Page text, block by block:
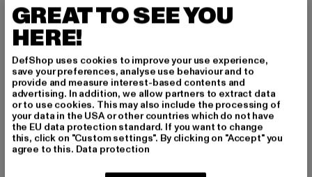
ROCAWEAR
Main
24,89 EUR
Derzeitiger Preis: 24,89 EUR
29,99 EURAktionspreis: 29,99 EUR
ROCAWEAR
Main
23,99 EUR
Derzeitiger Preis: 23,99 EUR
29,99 EURAktionspreis:
GREAT TO SEE YOU
HERE!
DefShop uses cookies to improve your use experience,
save your preferences, analyse use behaviour and to
provide and measure interest-based contents and
advertising. In addition, we allow partners to extract data
or to use cookies. This may also include the processing of
your data in the USA or other countries which do not have
the EU data protection standard. If you want to change
this, click on "Custom settings". By clicking on "Accept" you
agree to this. Data protection